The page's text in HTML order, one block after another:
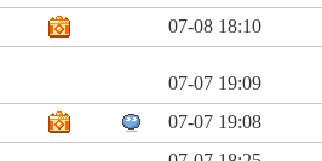
07-08 18:10
07-07 19:09
07-07 19:08